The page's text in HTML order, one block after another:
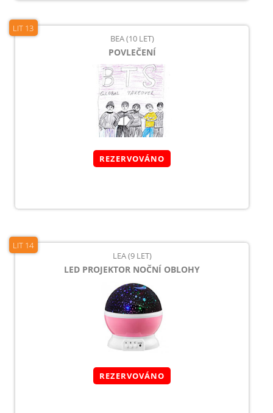
LIT 13
BEA (10 LET)
POVLEČENÍ
REZERVOVÁNO
LIT 14
LEA (9 LET)
LED PROJEKTOR NOČNÍ OBLOHY
REZERVOVÁNO